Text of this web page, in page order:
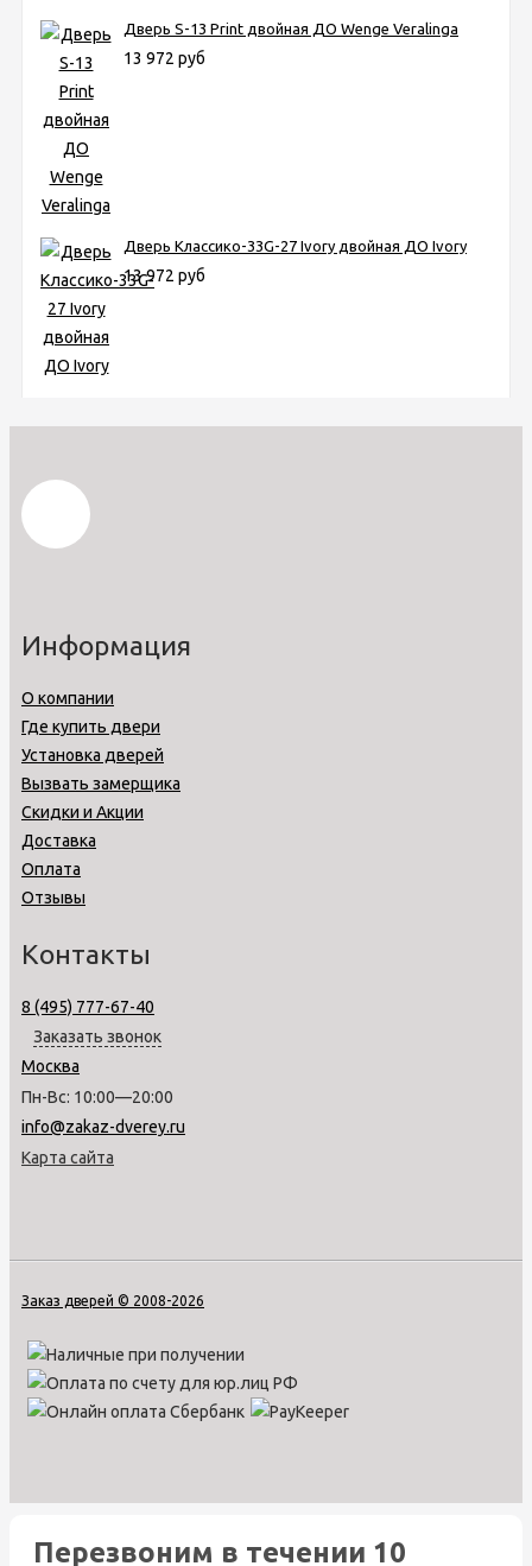
Дверь S-13 Print двойная ДО Wenge Veralinga
13 972 руб
Дверь Классико-33G-27 Ivory двойная ДО Ivory
13 972 руб
Информация
О компании
Где купить двери
Установка дверей
Вызвать замерщика
Скидки и Акции
Доставка
Оплата
Отзывы
Контакты
8 (495) 777-67-40
Заказать звонок
Москва
Пн-Вс: 10:00—20:00
info@zakaz-dverey.ru
Карта сайта
Заказ дверей © 2008-2026
Перезвоним в течении 10